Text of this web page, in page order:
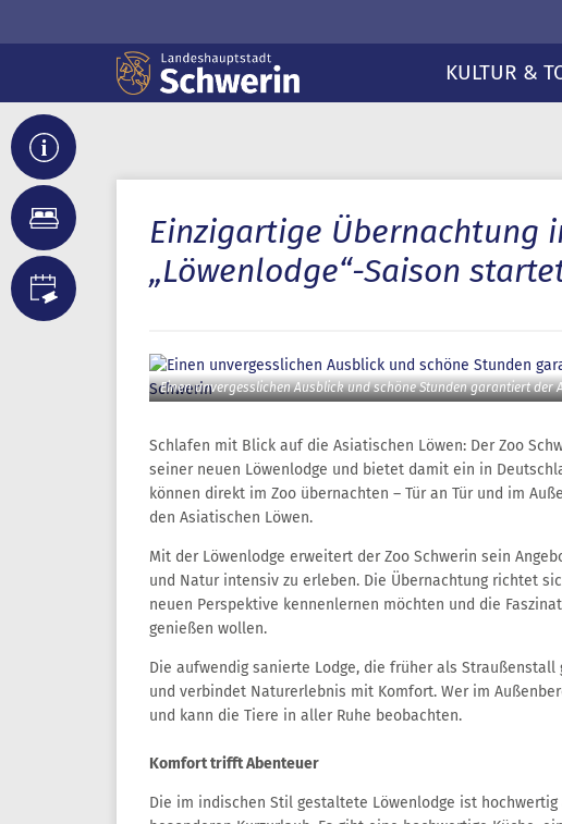
KULTUR &
Einzigartige Übernachtung
„Löwenlodge“-Saison
Einen unvergesslichen Ausblick und schöne Stunden garantiert der
Schlafen mit Blick auf die Asiatischen Löwen: Der Zoo
seiner neuen Löwenlodge und bietet damit ein in
können direkt im Zoo übernachten – Tür an Tür und im
den Asiatischen Löwen.
Mit der Löwenlodge erweitert der Zoo Schwerin sein
und Natur intensiv zu erleben. Die Übernachtung richtet
neuen Perspektive kennenlernen möchten und die
genießen wollen.
Die aufwendig sanierte Lodge, die früher als
und verbindet Naturerlebnis mit Komfort. Wer im
und kann die Tiere in aller Ruhe beobachten.
Komfort trifft Abenteuer
Die im indischen Stil gestaltete Löwenlodge ist